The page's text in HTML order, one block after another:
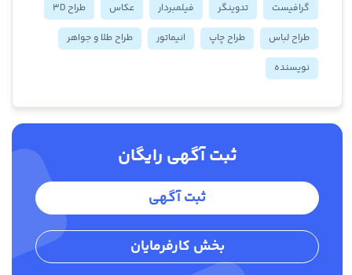
گرافیست
تدوینگر فیلمبردار عکاس
طراح 3D
طراح لباس
طراح چاپ انیماتور
طراح طلا و جواهر
نویسنده
ثبت آگهی رایگان
ثبت آگهی
بخش کارفرمایان